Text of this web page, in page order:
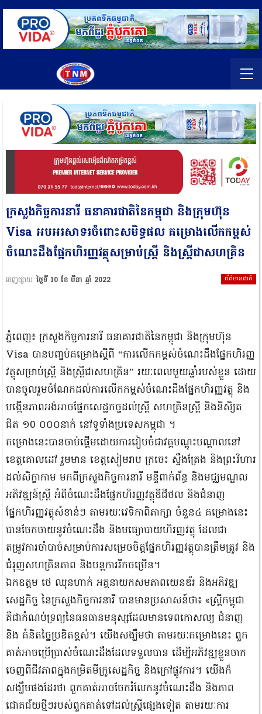
ក្រសួងកិច្ចការនារី ធនាគារជាតិនៃកម្ពុជា និងក្រុមហ៊ុន
Visa អបអរសាទរចំពោះសមិទ្ធផល គម្រោងលើកកម្ពស់
ចំណេះដឹងផ្នែកហិរញ្ញវត្ថុសម្រាប់ស្រ្តី និងស្រ្តីជាសហគ្រិន
ព័ត៌មានជាតិ
ចេញផ្សាយ ថ្ងៃទី 10 ខែ មីនា ឆ្នាំ 2022
ភ្នំពេញ៖ ក្រសួងកិច្ចការនារី ធនាគារជាតិនៃកម្ពុជា និងក្រុមហ៊ុន
Visa បានបញ្ចប់គម្រោងស្តីពី “ការលើកកម្ពស់ចំណេះដឹងផ្នែកហិរញ្ញ
វត្ថុសម្រាប់ស្រ្តី និងស្ត្រីជាសហគ្រិន” រយៈពេលមួយឆ្នាំរបស់ខ្លួន ដោយ
បានចូលរួមចំណែកដល់ការលើកកម្ពស់ចំណេះដឹងផ្នែកហិរញ្ញវត្ថុ និង
បង្កើនភាពអង់អាចផ្នែកសេដ្ឋកច្ចដល់ស្រ្តី សហគ្រិនស្រ្តី និងនិសិ្សត
ជិត ១0 ០០០នាក់ នៅទូទាំងប្រទេសកម្ពុជា ។
គម្រោងនេះបានចាប់ផ្តើមដោយការរៀបចំជាវគ្គបណ្តុះបណ្តាលនៅ
ខេត្តគោលដៅ រួមមាន ខេត្តសៀមរាប ក្រចេះ ស្ទឹងត្រែង និងព្រះវិហារ
ដល់សិក្ខាកាម មកពីក្រសួងកិច្ចការនារី មន្ទីពាក់ព័ន្ធ និងមជ្ឈមណ្ឌល
អភិវឌ្ឍន៍ស្ត្រី អំពីចំណេះដឹងផ្នែកហិរញ្ញវត្ថុឌីជីថល និងជំនាញ
ផ្នែកហិរញ្ញវត្ថុសំខាន់ៗ តាមរយៈវេទិកាពិភាក្សា ចំនួន៤ គម្រោងនេះ
បានចែកចាយនូវចំណេះដឹង និងមធ្យោបាយហិរញ្ញវត្ថុ ដែលជា
តម្រូវការចាំបាច់សម្រាប់ការសម្រេចចិត្តផ្នែកហិរញ្ញវត្ថុបានត្រឹមត្រូវ និង
ជំរុញសហគ្រិនភាព និងបន្តការរីកចម្រើន។
ឯកឧត្តម ថេ ឈុនហាក់ អគ្គនាយកសមភាពយេនឌ័រ និងអភិវឌ្ឍ
សេដ្ឋកិច្ច នៃក្រសួងកិច្ចការនារី បានមានប្រសាសន៍ថា៖ «ស្ត្រីកម្ពុជា
គឺជាកំណប់ទ្រព្យនៃធនធានមនុស្សដែលមានទេពកោសល្យ ជំនាញ
និង គំនិតច្នៃប្រឌិតខ្ពស់។ យើងសង្ឃឹមថា តាមរយៈគម្រោងនេះ ពួក
គាត់អាចប្រើប្រាស់ចំណេះដឹងដែលទទួលបាន ដើម្បីអភិវឌ្ឍខ្លួនចាក
ចេញពីជីវភាពក្នុងកម្រិតមីក្រូសេដ្ឋកិច្ច និងក្រៅផ្លូវការ។ យើងក៏
សង្ឃឹមផងដែរថា ពួកគាត់អាចចែករំលែកនូវចំណេះដឹង និងភាព
ជោគជ័យថ្មីៗរបស់ពួកគាត់ទៅដល់ស្រ្តីផ្សេងទៀត តាមរយៈការ